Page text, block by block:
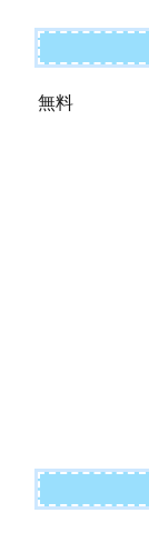
無料